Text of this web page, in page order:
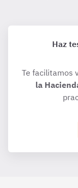
Haz
Te facilitamos
la